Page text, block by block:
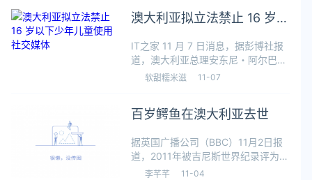
的广泛好评。该片累计报收票房
澳大利亚拟立法禁止 16 岁以
IT之家 11 月 7 日消息，据彭博社报
道，澳大利亚总理安东尼・阿尔巴尼
斯表示，为保护青少年心理健康，政
规，否则可能面临罚款。“社交
软甜糯米滋 11-07
百岁鳄鱼在澳大利亚去世
据英国广播公司（BBC）11月2日报
道，2011年被吉尼斯世界纪录评为世
界上最大圈养鳄鱼的“卡修斯”在澳大
李芊芊 11-04